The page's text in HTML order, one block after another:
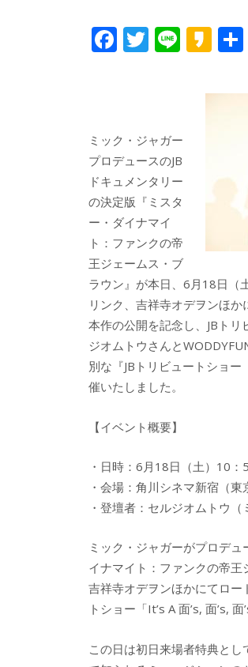
F
o
o
k
T Li K
k
ミック・ジャガー
プロデュースのJB
ドキュメンタリー
の決定版『ミスタ
ー・ダイナマイ
ト：ファンクの帝
王ジェームス・ブ
ラウン』が本日、6月18日（
リンク、吉祥寺オデヲンほか
本作の公開を記念し、JBト
ジオムトウさんと
別な『JBトリビュートショー
催いたしました。
【イベント概要】
・日時：6月18日（土）10：
・会場：角川シネマ新宿（
・登壇者：セルジオムトウ
ミック・ジャガーがプロデ
イナマイト：ファンクの帝王
吉祥寺オデヲンほかにてロー
トショー「It’s A 面’s, 面’s,
この日は初日来場者特典と